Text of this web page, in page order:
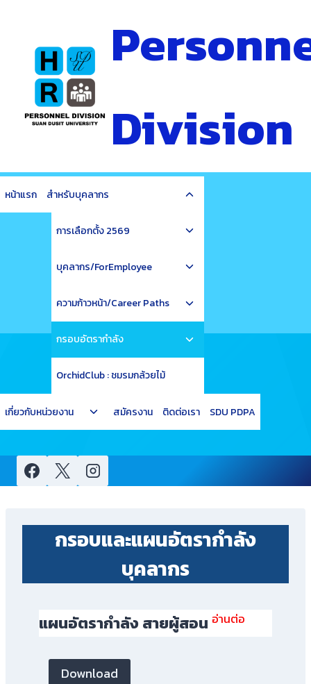
content
Division
หน้าแรก สำหรับบุคลากร
Toggle
menu
การเลือกตั้ง 2569
Toggle
menu
บุคลากร/ForEmployee
Toggle
menu
ความก้าวหน้า/Career Paths
Toggle
child
menu
กรอบอัตรากำลัง
Toggle
child
OrchidClub : ชมรมกล้วยไม้
เกี่ยวกับหน่วยงาน
Toggle
child
สมัครงาน ติดต่อเรา SDU PDPA
กรอบและแผนอัตรากำลัง
บุคลากร
แผนอัตรากำลัง สายผู้สอน อ่านต่อ
Download